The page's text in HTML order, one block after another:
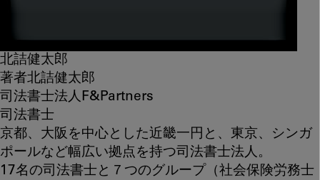
北詰健太郎
著者北詰健太郎
司法書士法人F&Partners
司法書士
京都、大阪を中心とした近畿一円と、東京、シンガ
ポールなど幅広い拠点を持つ司法書士法人。
17名の司法書士と７つのグループ（社会保険労務士